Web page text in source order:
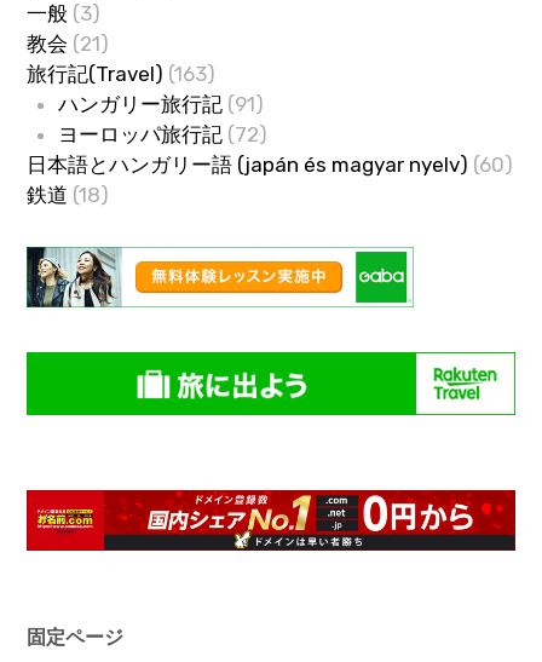
一般 (3)
教会 (21)
旅行記(Travel) (163)
ハンガリー旅行記(91)
ヨーロッパ旅行記(72)
日本語とハンガリー語 (japán és magyar nyelv) (60)
鉄道 (18)
固定ページ